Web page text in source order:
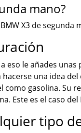
mano?
X3 de
eso le añades
una idea
gasolina. Su
Este es el caso
tipo